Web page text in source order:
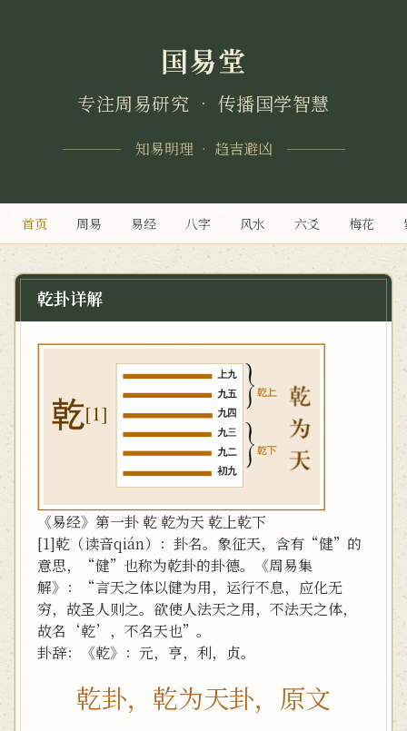
国易堂
专注周易研究 • 传播国学智慧
知易明理 • 趋吉避凶
首页 周易 易经 八字 风水 六爻 梅花
乾卦详解
《易经》第一卦 乾 乾为天 乾上乾下
[1]乾（读音qián）：卦名。象征天，含有“健”的
意思，“健”也称为乾卦的卦德。《周易集
解》：“言天之体以健为用，运行不息，应化无
穷，故圣人则之。欲使人法天之用，不法天之体，
故名‘乾’，不名天也”。
卦辞：《乾》：元，亨，利，贞。
乾卦，乾为天卦，原文